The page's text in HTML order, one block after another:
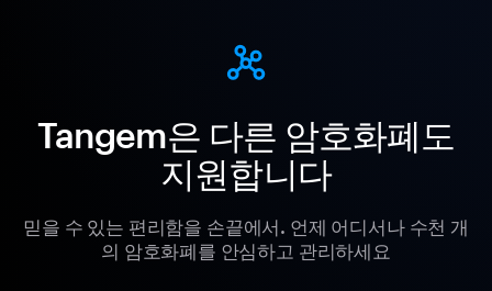
Tangem은 다른 암호화폐도
지원합니다
믿을 수 있는 편리함을 손끝에서. 언제 어디서나 수천 개
의 암호화폐를 안심하고 관리하세요